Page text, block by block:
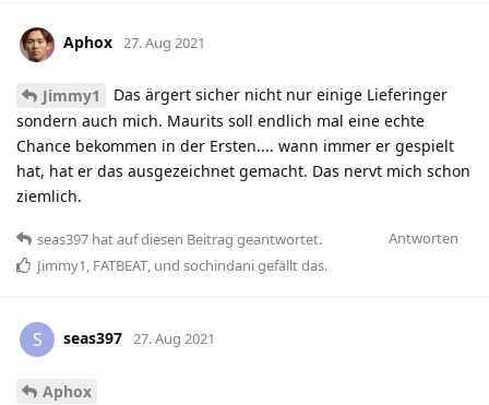
Aphox 27. Aug 2021
Jimmy1
Das ärgert sicher nicht nur einige Lieferinger
sondern auch mich. Maurits soll endlich mal eine echte
Chance bekommen in der Ersten.... wann immer er gespielt
hat, hat er das ausgezeichnet gemacht. Das nervt mich schon
ziemlich.
Antworten
seas397 hatauf diesen Beitrag geantwortet.
Jimmy1, FATBEAT, und sochindanigefällt das.
S seas397 27. Aug 2021
Aphox